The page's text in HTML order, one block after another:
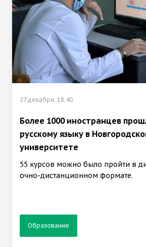
27 декабря, 18:40
Более 1000 иностранцев
русскому языку в
университете
55 курсов можно было пройти в
очно-дистанционном формате.
Образование